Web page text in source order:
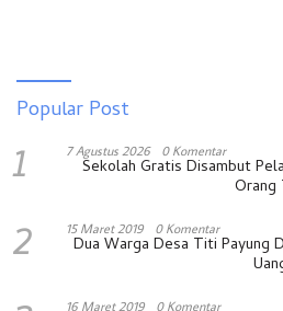
Popular Post
1 7 Agustus 2026 0 Komentar
Sekolah Gratis Disambut
Orang
2 15 Maret 2019 0 Komentar
Dua Warga Desa Titi Payung
16 Maret 2019 0 Komentar